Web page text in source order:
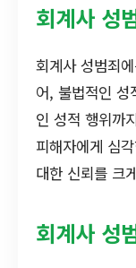
회계사 성
회계사 성범죄
어, 불법적인 성
인 성적 행위까
피해자에게 심
대한 신뢰를 크
회계사 성